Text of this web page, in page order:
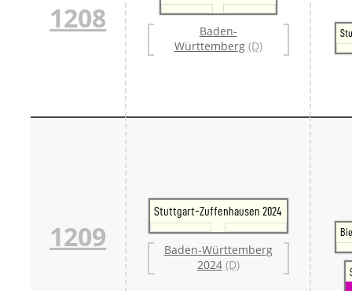
1208
Baden-
Württemberg (D)
1209
Stuttgart-Zuffenhausen 2024
Baden-Württemberg
2024 (D)